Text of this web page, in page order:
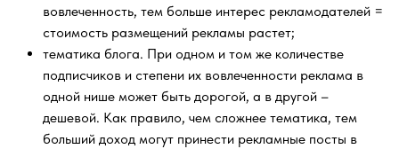
вовлеченность, тем больше интерес рекламодателей =
стоимость размещений рекламы растет;
тематика блога. При одном и том же количестве
подписчиков и степени их вовлеченности реклама в
одной нише может быть дорогой, а в другой –
дешевой. Как правило, чем сложнее тематика, тем
больший доход могут принести рекламные посты в